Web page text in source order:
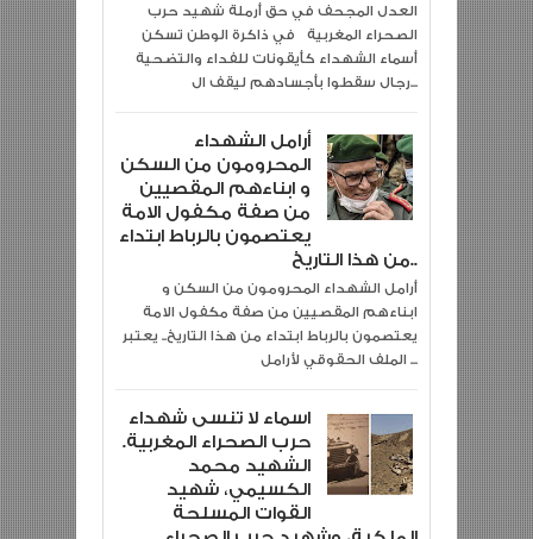
الصحراء المغربية في ذاكرة الوطن تسكن
أسماء الشهداء كأيقونات للفداء والتضحية
رجال سقطوا بأجسادهم ليقف ال...
أرامل الشهداء
المحرومون من السكن
و ابناءهم المقصيين
من صفة مكفول الامة
يعتصمون بالرباط ابتداء
من هذا التاريخ..
ابناءهم المقصيين من صفة مكفول الامة
يعتصمون بالرباط ابتداء من هذا التاريخ.. يعتبر
الملف الحقوقي لأرامل ...
اسماء لا تنسى شهداء
حرب الصحراء المغربية.
الشهيد محمد
الكسيمي، شهيد
القوات المسلحة